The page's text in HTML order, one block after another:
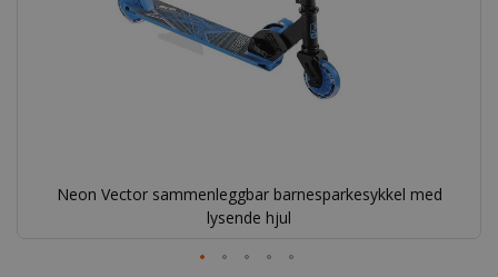
Neon Vector sammenleggbar barnesparkesykkel med
lysende hjul